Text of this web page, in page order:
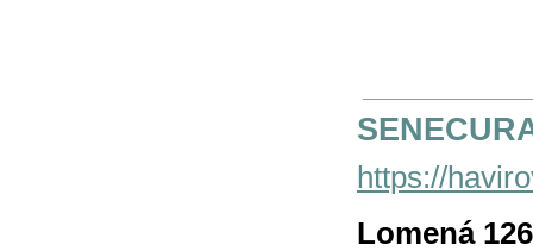
https://
Lomená